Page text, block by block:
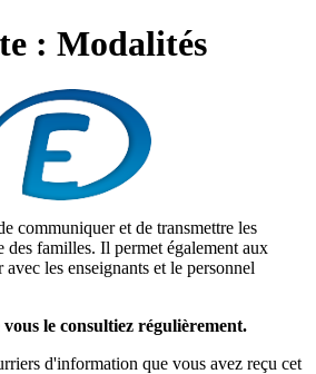
: Modalités
communiquer et de transmettre les
des familles. Il permet également aux
les enseignants et le personnel
le consultiez régulièrement.
d'information que vous avez reçu cet